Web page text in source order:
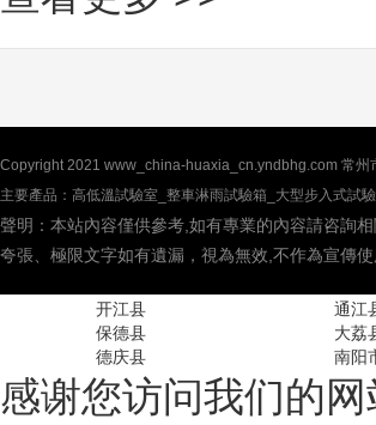
Copyright 2021 www_china-huaxia_cn.yndbhg.com 常
主要產品：高低溫試驗室_整車淋雨試驗箱_大型步入式試
聲明：本站內容僅供參考,如有專業的內容請咨詢
夸張、極限文字如有遺漏，視為無效,不作為宣傳使
开江县
通江
保德县
大荔
德庆县
南阳
感谢您访问我们的